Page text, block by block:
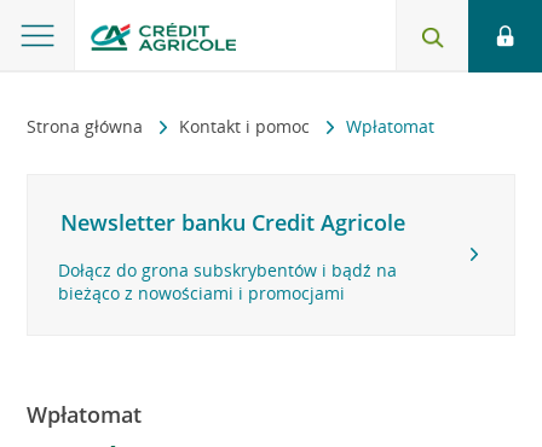
Strona główna Kontakt i pomoc Wpłatomat
Newsletter banku Credit Agricole
Dołącz do grona subskrybentów i bądź na
bieżąco z nowościami i promocjami
Wpłatomat